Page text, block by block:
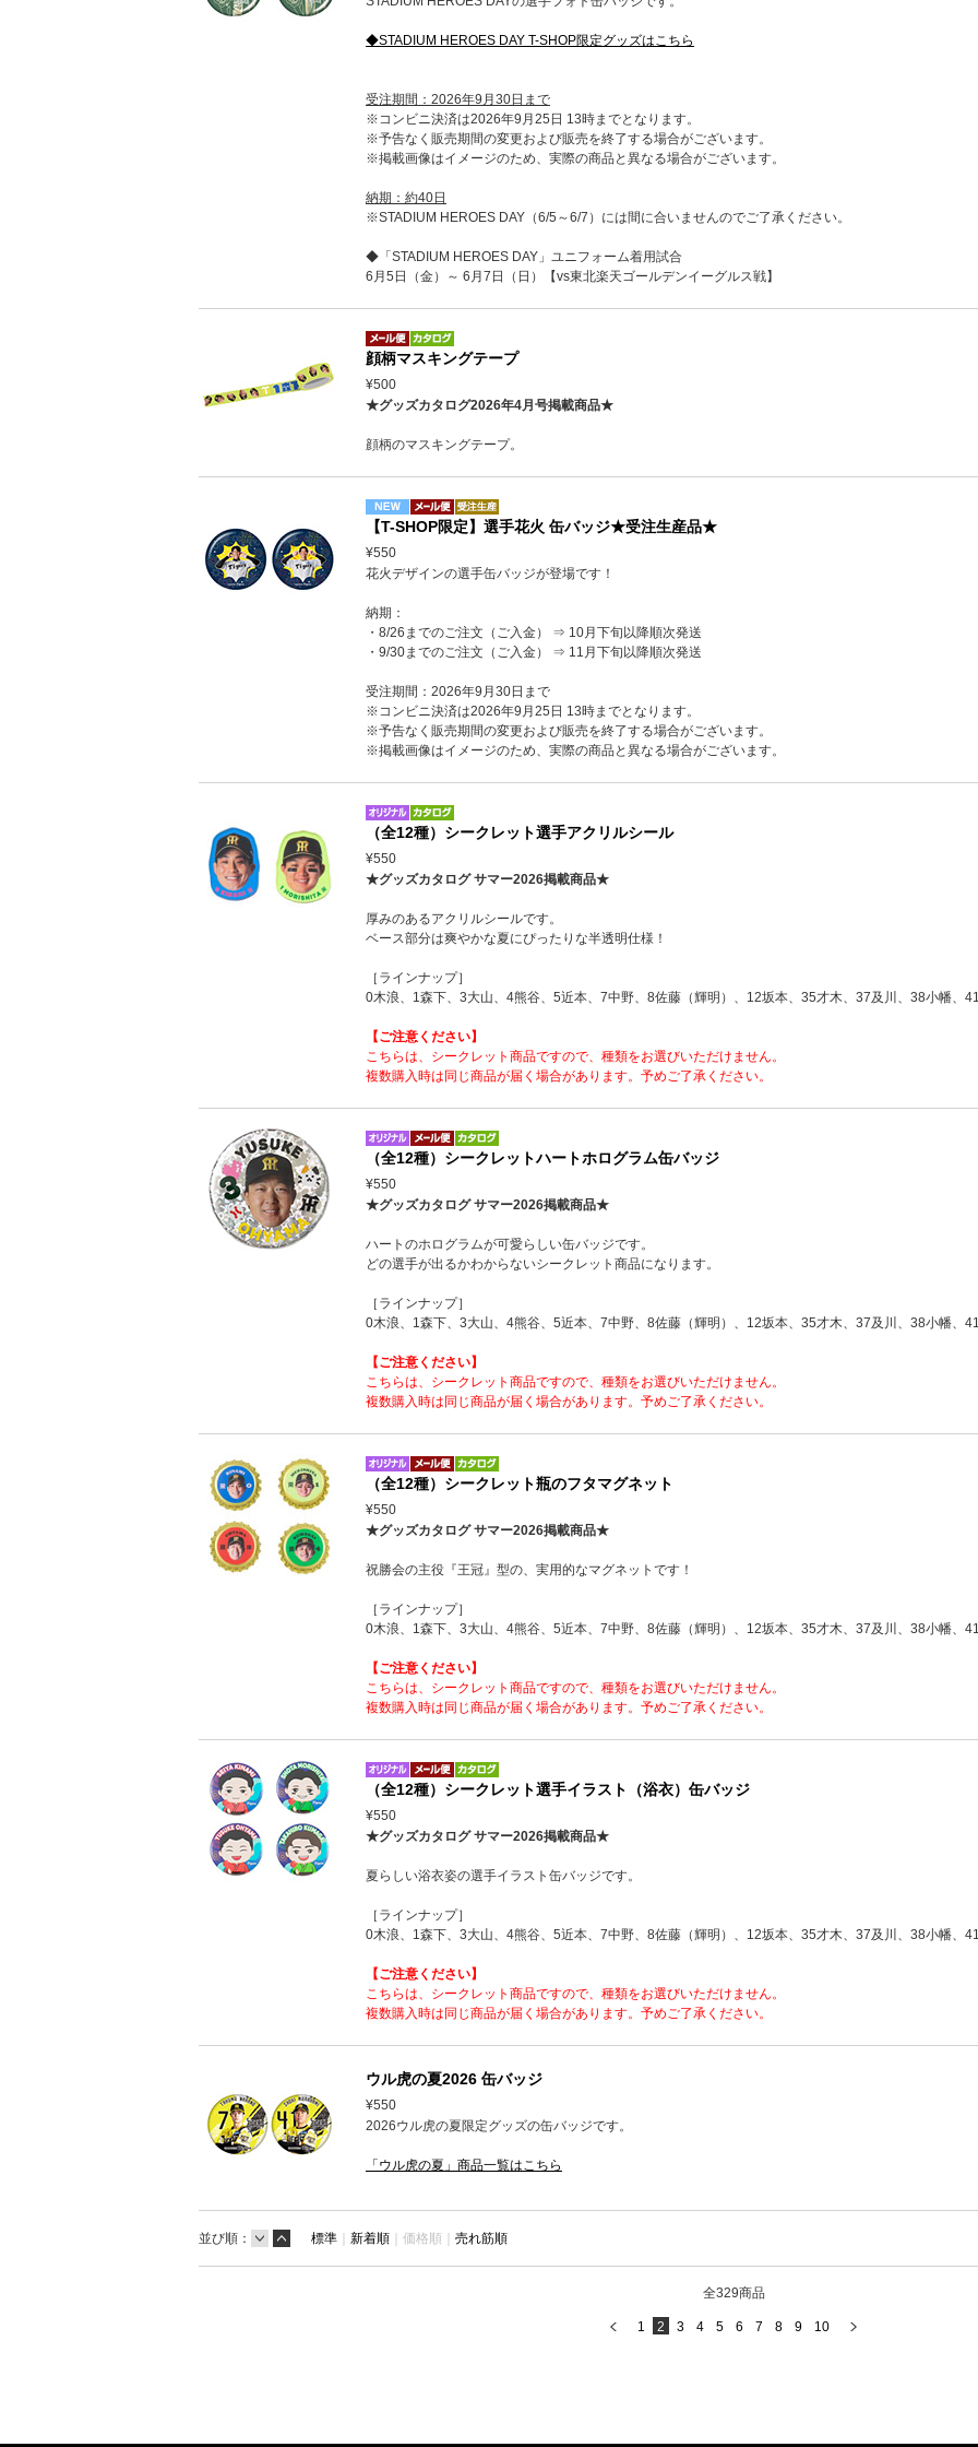
◆STADIUM HEROES DAY T-SHOP限定グッズはこちら
受注期間：2026年9月30日まで
※コンビニ決済は2026年9月25日 13時までとなります。
※予告なく販売期間の変更および販売を終了する場合がございます。
※掲載画像はイメージのため、実際の商品と異なる場合がございます。
納期：約40日
※STADIUM HEROES DAY（6/5～6/7）には間に合いませんのでご了承ください。
◆「STADIUM HEROES DAY」ユニフォーム着用試合
6月5日（金）～ 6月7日（日）【vs東北楽天ゴールデンイーグルス戦】
顔柄マスキングテープ
¥500
★グッズカタログ2026年4月号掲載商品★
顔柄のマスキングテープ。
【T-SHOP限定】選手花火 缶バッジ★受注生産品★
¥550
花火デザインの選手缶バッジが登場です！
納期：
・8/26までのご注文（ご入金） ⇒ 10月下旬以降順次発送
・9/30までのご注文（ご入金） ⇒ 11月下旬以降順次発送
受注期間：2026年9月30日まで
※コンビニ決済は2026年9月25日 13時までとなります。
※予告なく販売期間の変更および販売を終了する場合がございます。
※掲載画像はイメージのため、実際の商品と異なる場合がございます。
（全12種）シークレット選手アクリルシール
¥550
★グッズカタログ サマー2026掲載商品★
厚みのあるアクリルシールです。
ベース部分は爽やかな夏にぴったりな半透明仕様！
［ラインナップ］
0木浪、1森下、3大山、4熊谷、5近本、7中野、8佐藤（輝明）、12坂本、35才木、37及川、38小幡、
【ご注意ください】
こちらは、シークレット商品ですので、種類をお選びいただけません。
複数購入時は同じ商品が届く場合があります。予めご了承ください。
（全12種）シークレットハートホログラム缶バッジ
¥550
★グッズカタログ サマー2026掲載商品★
ハートのホログラムが可愛らしい缶バッジです。
どの選手が出るかわからないシークレット商品になります。
［ラインナップ］
0木浪、1森下、3大山、4熊谷、5近本、7中野、8佐藤（輝明）、12坂本、35才木、37及川、38小幡、
【ご注意ください】
こちらは、シークレット商品ですので、種類をお選びいただけません。
複数購入時は同じ商品が届く場合があります。予めご了承ください。
（全12種）シークレット瓶のフタマグネット
¥550
★グッズカタログ サマー2026掲載商品★
祝勝会の主役『王冠』型の、実用的なマグネットです！
［ラインナップ］
0木浪、1森下、3大山、4熊谷、5近本、7中野、8佐藤（輝明）、12坂本、35才木、37及川、38小幡、
【ご注意ください】
こちらは、シークレット商品ですので、種類をお選びいただけません。
複数購入時は同じ商品が届く場合があります。予めご了承ください。
（全12種）シークレット選手イラスト（浴衣）缶バッジ
¥550
★グッズカタログ サマー2026掲載商品★
夏らしい浴衣姿の選手イラスト缶バッジです。
［ラインナップ］
0木浪、1森下、3大山、4熊谷、5近本、7中野、8佐藤（輝明）、12坂本、35才木、37及川、38小幡、
【ご注意ください】
こちらは、シークレット商品ですので、種類をお選びいただけません。
複数購入時は同じ商品が届く場合があります。予めご了承ください。
ウル虎の夏2026 缶バッジ
¥550
2026ウル虎の夏限定グッズの缶バッジです。
「ウル虎の夏」商品一覧はこちら
並び順： 標準 ｜ 新着順 ｜ 価格順｜ 売れ筋順
全329商品
1 2 3 4 5 6 7 8 9 10